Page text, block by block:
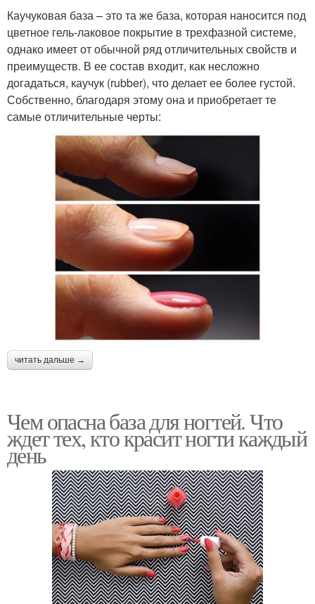
Каучуковая база – это та же база, которая наносится под
цветное гель-лаковое покрытие в трехфазной системе,
однако имеет от обычной ряд отличительных свойств и
преимуществ. В ее состав входит, как несложно
догадаться, каучук (rubber), что делает ее более густой.
Собственно, благодаря этому она и приобретает те
самые отличительные черты:
читать дальше →
Чем опасна база для ногтей. Что
ждет тех, кто красит ногти каждый
день